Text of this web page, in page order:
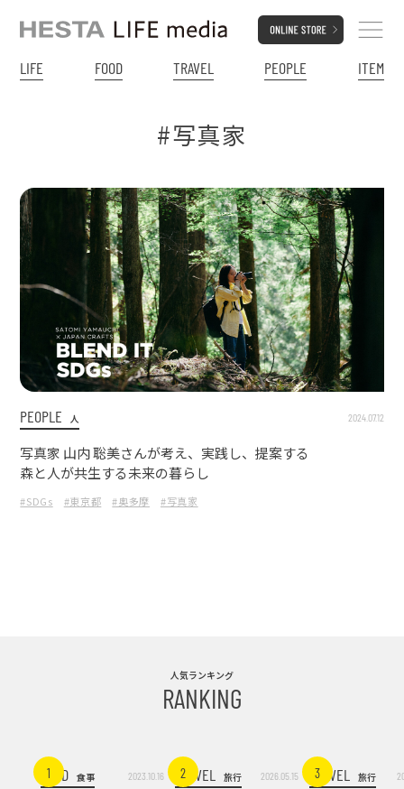
LIFE FOOD TRAVEL PEOPLE ITEM
#写真家
PEOPLE 人 2024.07.12
写真家 山内 聡美さんが考え、実践し、提案する
森と人が共生する未来の暮らし
#SDGs #東京都 #奥多摩 #写真家
人気ランキング
RANKING
1FOOD 食事 2023.10.16 2
TRAVEL 旅行 2026.05.15 3
TRAVEL 旅行